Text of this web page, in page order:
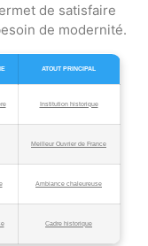
de satisfaire
de modernité.
ATOUT PRINCIPAL
Institution historique
Meilleur Ouvrier de France
Ambiance chaleureuse
Cadre historique